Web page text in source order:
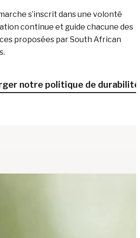
s’inscrit dans une volonté
continue et guide chacune des
proposées par South African
notre politique de durabilité